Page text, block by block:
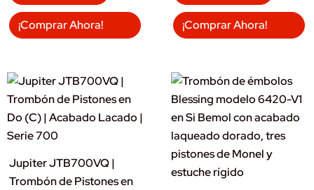
¡Comprar Ahora! ¡Comprar Ahora!
Jupiter JTB700VQ |
Trombón de Pistones en